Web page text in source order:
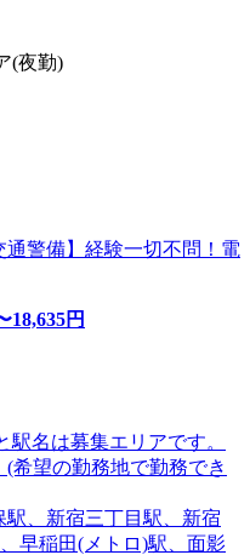
(夜勤)
警備】経験一切不問！電
18,635円
名は募集エリアです。
希望の勤務地で勤務でき
、新宿三丁目駅、新宿
早稲田(メトロ)駅、面影